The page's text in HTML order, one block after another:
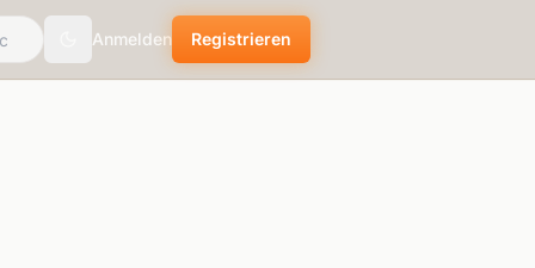
Toggle theme
Anmelden Registrieren